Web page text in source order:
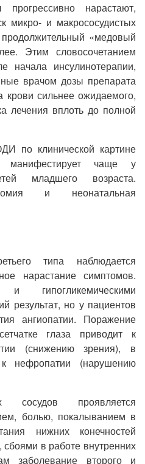
нарастают,
микро- и макрососудистых
«медовый
Этим словосочетанием
начала инсулинотерапии,
врачом дозы препарата
крови сильнее ожидаемого,
лечения вплоть до полной
по клинической картине
чаще у
младшего возраста.
и неонатальная
типа наблюдается
нарастание симптомов.
гипогликемическими
результат, но у пациентов
ангиопатии. Поражение
глаза приводит к
(снижению зрения), в
нефропатии (нарушению
сосудов проявляется
болью, покалыванием в
нижних конечностей
сбоями в работе внутренних
заболевание второго и